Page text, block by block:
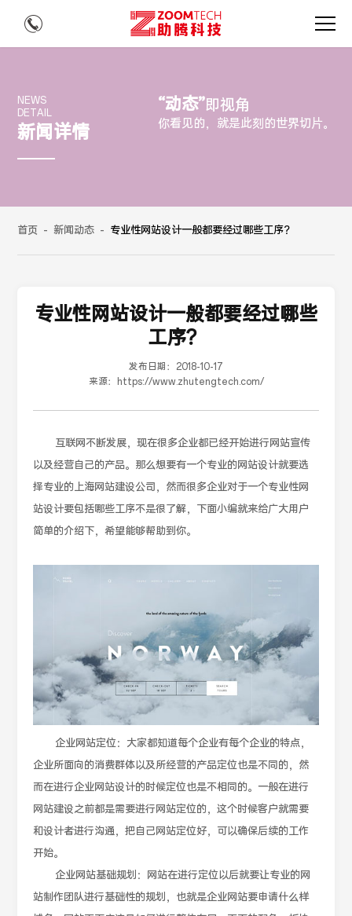
NEWS
DETAIL
新闻详情
“动态”即视角
你看见的，就是此刻的世界切片。
首页 - 新闻动态 - 专业性网站设计一般都要经过哪些工序？
专业性网站设计一般都要经过哪些
工序？
发布日期： 2018-10-17
来源：
https://www.zhutengtech.com/
互联网不断发展，现在很多企业都已经开始进行网站宣传
以及经营自己的产品。那么想要有一个专业的网站设计就要选
择专业的上海网站建设公司，然而很多企业对于一个专业性网
站设计要包括哪些工序不是很了解，下面小编就来给广大用户
简单的介绍下，希望能够帮助到你。
企业网站定位：大家都知道每个企业有每个企业的特点，
企业所面向的消费群体以及所经营的产品定位也是不同的，然
而在进行企业网站设计的时候定位也是不相同的。一般在进行
网站建设之前都是需要进行网站定位的，这个时候客户就需要
和设计者进行沟通，把自己网站定位好，可以确保后续的工作
开始。
企业网站基础规划：网站在进行定位以后就要让专业的网
站制作团队进行基础性的规划，也就是企业网站要申请什么样